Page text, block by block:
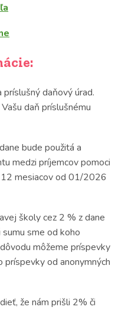
príslušný daňový úrad.
daň príslušnému
bude použitá a
medzi príjemcov pomoci
12 mesiacov od 01/2026
školy cez 2 % z dane
sme od koho
môžeme príspevky
od anonymných
že nám prišli 2% či